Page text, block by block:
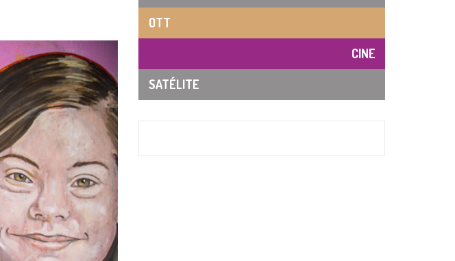
OTT
CINE
SATÉLITE